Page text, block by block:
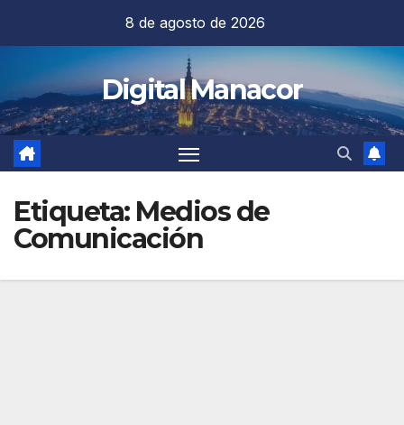
contenido
8 de agosto de 2026
Digital Manacor
Etiqueta: Medios de
Comunicación